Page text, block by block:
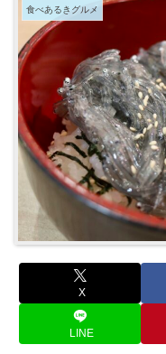
食べあるきグルメ
X
LINE